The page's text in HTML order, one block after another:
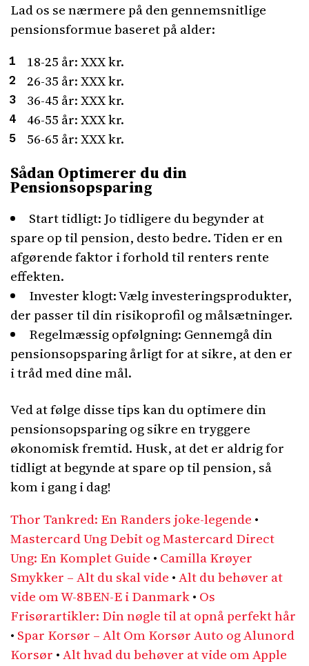
Lad os se nærmere på den gennemsnitlige
pensionsformue baseret på alder:
18-25 år: XXX kr.
26-35 år: XXX kr.
36-45 år: XXX kr.
46-55 år: XXX kr.
56-65 år: XXX kr.
Sådan Optimerer du din
Pensionsopsparing
Start tidligt: Jo tidligere du begynder at
spare op til pension, desto bedre. Tiden er en
afgørende faktor i forhold til renters rente
effekten.
Invester klogt: Vælg investeringsprodukter,
der passer til din risikoprofil og målsætninger.
Regelmæssig opfølgning: Gennemgå din
pensionsopsparing årligt for at sikre, at den er
i tråd med dine mål.
Ved at følge disse tips kan du optimere din
pensionsopsparing og sikre en tryggere
økonomisk fremtid. Husk, at det er aldrig for
tidligt at begynde at spare op til pension, så
kom i gang i dag!
Thor Tankred: En Randers joke-legende •
Mastercard Ung Debit og Mastercard Direct
Ung: En Komplet Guide • Camilla Krøyer
Smykker – Alt du skal vide •Alt du behøver at
vide om W-8BEN-E i Danmark• Os
Frisørartikler: Din nøgle til at opnå perfekt hår
• Spar Korsør – Alt Om Korsør Auto og Alunord
Korsør •Alt hvad du behøver at vide om Apple